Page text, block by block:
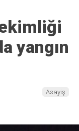
yangın
Asayiş